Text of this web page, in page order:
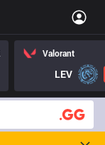
Valorant
LEV